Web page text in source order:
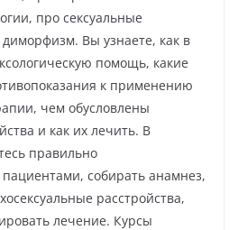
про сексуальные
Вы узнаете, как в
помощь, какие
к применению
чем обусловлены
и как их лечить. В
правильно
пациентами, собирать анамнез,
расстройства,
лечение. Курсы